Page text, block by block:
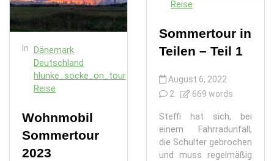
In
Dänemark
Deutschland
hlunke_socke_on_tour
Reise
Wohnmobil
Sommertour
2023
Reise
Sommertour in
Teilen – Teil 1
August 6, 2022
2
669 words
Steffi hat sich, bei
einem Fahrradunfall,
die Schulter gebrochen
und muss regelmäßig